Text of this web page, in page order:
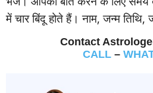
में चार बिंदू होते हैं। नाम, जन्‍म
Contact
CALL –